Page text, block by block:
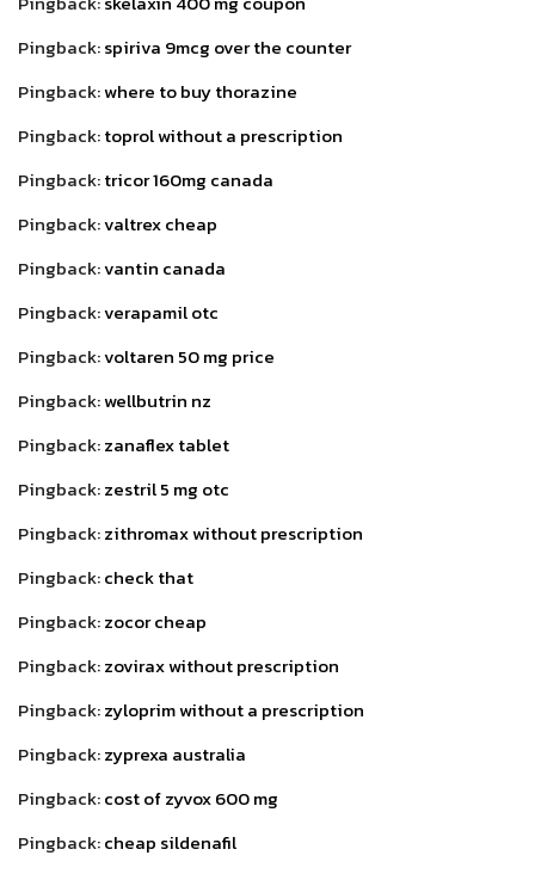
Pingback:spiriva 9mcg over the counter
Pingback:where to buy thorazine
Pingback:toprol without a prescription
Pingback:tricor 160mg canada
Pingback:valtrex cheap
Pingback:vantin canada
Pingback:verapamil otc
Pingback:voltaren 50 mg price
Pingback:wellbutrin nz
Pingback:zanaflex tablet
Pingback:zestril 5 mg otc
Pingback:zithromax without prescription
Pingback:check that
Pingback:zocor cheap
Pingback:zovirax without prescription
Pingback:zyloprim without a prescription
Pingback:zyprexa australia
Pingback:cost of zyvox 600 mg
Pingback:cheap sildenafil